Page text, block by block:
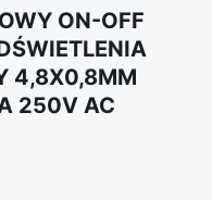
ON-OFF
4,8X0,8MM
250V AC